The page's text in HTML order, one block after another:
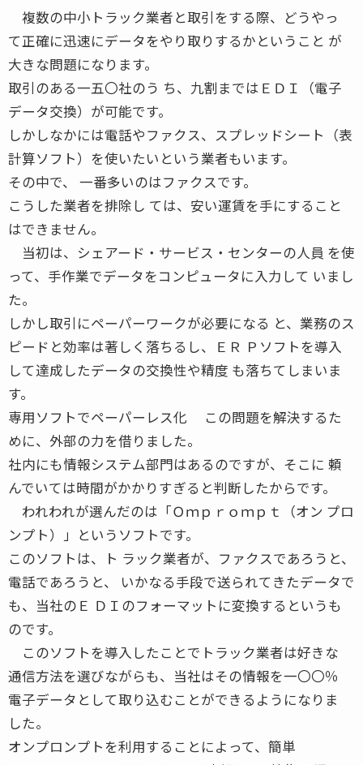
複数の中小トラック業者と取引をする際、どうやっ
て正確に迅速にデータをやり取りするかということ が
大きな問題になります。
取引のある一五〇社のう ち、九割まではＥＤＩ（電子
データ交換）が可能です。
しかしなかには電話やファクス、スプレッドシート（表
計算ソフト）を使いたいという業者もいます。
その中で、 一番多いのはファクスです。
こうした業者を排除し ては、安い運賃を手にすること
はできません。
当初は、シェアード・サービス・センターの人員 を使
って、手作業でデータをコンピュータに入力して いまし
た。
しかし取引にペーパーワークが必要になる と、業務のス
ピードと効率は著しく落ちるし、ＥＲ Ｐソフトを導入
して達成したデータの交換性や精度 も落ちてしまいま
す。
専用ソフトでペーパーレス化 この問題を解決するた
めに、外部の力を借りました。
社内にも情報システム部門はあるのですが、そこに 頼
んでいては時間がかかりすぎると判断したからです。
われわれが選んだのは「Ｏｍｐｒｏｍｐｔ（オン プロ
ンプト）」というソフトです。
このソフトは、ト ラック業者が、ファクスであろうと、
電話であろうと、 いかなる手段で送られてきたデータで
も、当社のＥ ＤＩのフォーマットに変換するというも
のです。
このソフトを導入したことでトラック業者は好きな
通信方法を選びながらも、当社はその情報を一〇〇％
電子データとして取り込むことができるようになりま
した。
オンプロンプトを利用することによって、簡単